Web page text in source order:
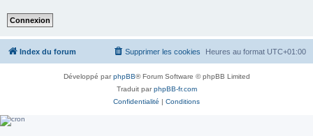
Index du forum Heures au format UTC+01:00
Supprimer les cookies
Développé parphpBB® Forum Software © phpBB Limited
Traduit parphpBB-fr.com
Confidentialité | Conditions